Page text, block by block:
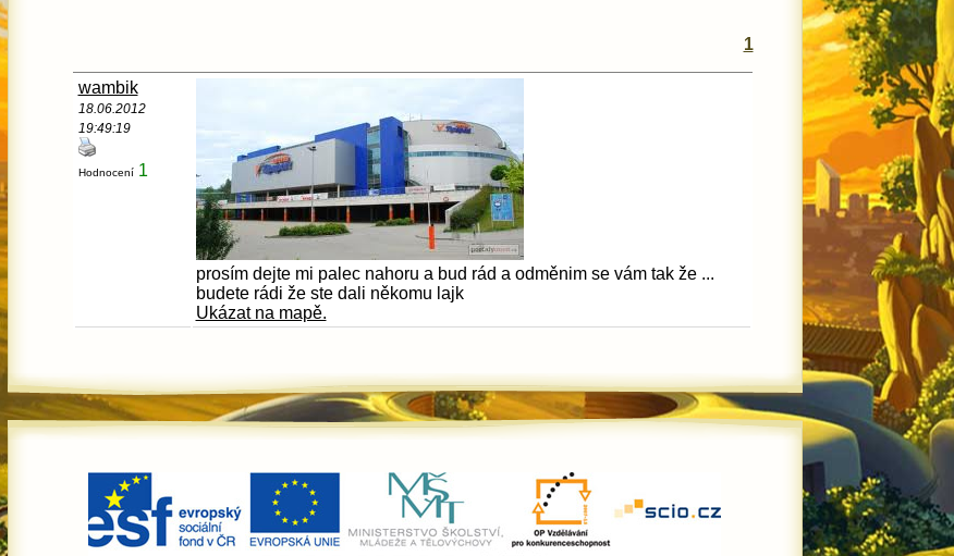
1
wambik
18.06.2012
19:49:19
Hodnocení 1
prosím dejte mi palec nahoru a bud rád a odměnim se vám tak že ...
budete rádi že ste dali někomu lajk
Ukázat na mapě.